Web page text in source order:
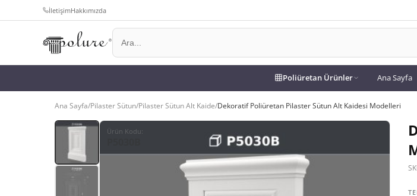
İletişimHakkımızda
Poliüretan Ürünler Ana Sayfa
Ana Sayfa/Pilaster Sütun/Pilaster Sütun Alt Kaide/Dekoratif Poliüretan Pilaster Sütun Alt Kaidesi Modelleri
Ürün Kodu: